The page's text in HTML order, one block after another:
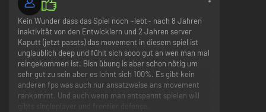
Kein Wunder dass das Spiel noch ~lebt~ nach 8 Jahren
inaktivität von den Entwicklern und 2 Jahren server
Kaputt (jetzt passts) das movement in diesem spiel ist
unglaublich deep und fühlt sich sooo gut an wen man mal
reingekommen ist. Bisn übung is aber schon nötig um
sehr gut zu sein aber es lohnt sich 100%. Es gibt kein
anderen fps was auch nur ansatzweise ans movement
rankommt. Und auch wenn man entspannt spielen will
gibts singleplayer und frontier defense,